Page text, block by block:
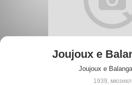
Joujoux e
Joujoux e
1939, мюзикл